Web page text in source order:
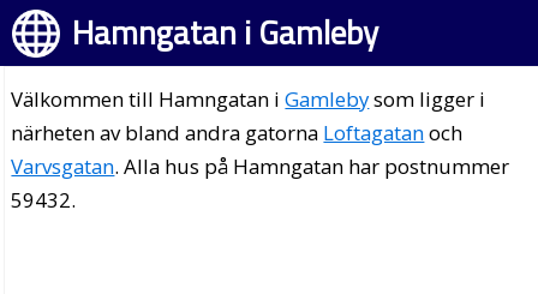
Hamngatan i Gamleby
Välkommen till Hamngatan iGamlebysom ligger i
närheten av bland andra gatorna Loftagatanoch
Varvsgatan. Alla hus på Hamngatan har postnummer
59432.